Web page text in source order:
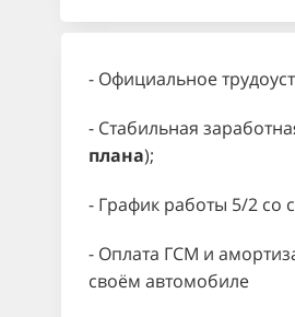
- Официальное
- Стабильная
плана);
- График работы 5/2
- Оплата ГСМ и
своём автомобиле